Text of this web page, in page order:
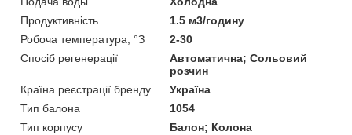
Продуктивність
1.5 м3/годину
Робоча температура, °З
2-30
Спосіб регенерації
Автоматична; Сольовий
розчин
Країна реєстрації бренду
Україна
Тип балона
1054
Тип корпусу
Балон; Колона